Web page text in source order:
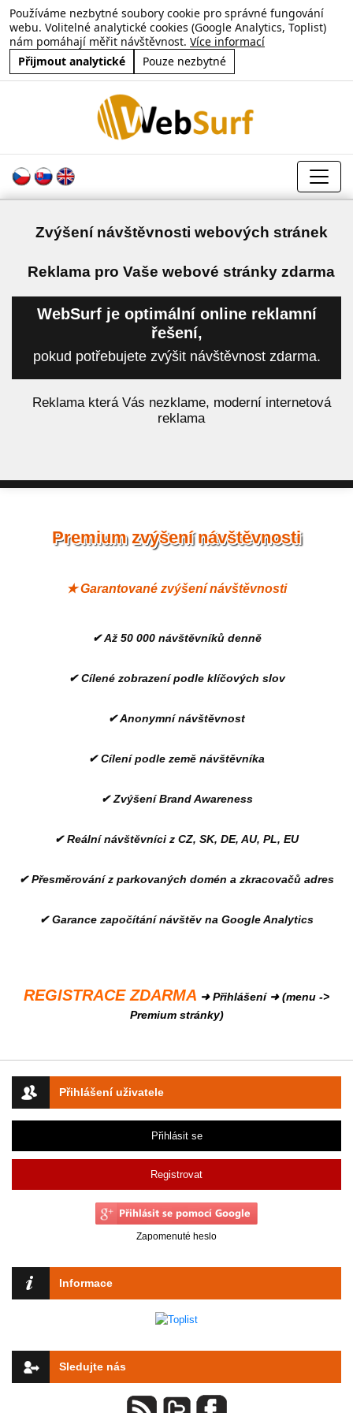
Používáme nezbytné soubory cookie pro správné fungování
webu. Volitelné analytické cookies (Google Analytics, Toplist)
nám pomáhají měřit návštěvnost. Více informací
Přijmout analytické
Pouze nezbytné
Zvýšení návštěvnosti webových stránek
Reklama pro Vaše webové stránky zdarma
WebSurf je optimální online reklamní
řešení,
pokud potřebujete zvýšit návštěvnost zdarma.
Reklama která Vás nezklame, moderní internetová
reklama
Přihlášení uživatele
Přihlásit se
Registrovat
Zapomenuté heslo
Informace
Sledujte nás
Premium zvýšení návštěvnosti
★ Garantované zvýšení návštěvnosti
✔ Až 50 000 návštěvníků denně
✔ Cílené zobrazení podle klíčových slov
✔ Anonymní návštěvnost
✔ Cílení podle země návštěvníka
✔ Zvýšení Brand Awareness
✔ Reální návštěvníci z CZ, SK, DE, AU, PL, EU
✔ Přesměrování z parkovaných domén a zkracovačů adres
✔ Garance započítání návštěv na Google Analytics
REGISTRACE ZDARMA ➜ Přihlášení ➜ (menu ->
Premium stránky)